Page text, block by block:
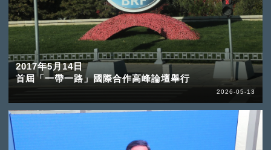
2017年5月14日
首屆「一帶一路」國際合作高峰論壇舉行
2026-05-13